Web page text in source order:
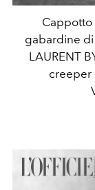
gabardine di
LAURENT
creeper